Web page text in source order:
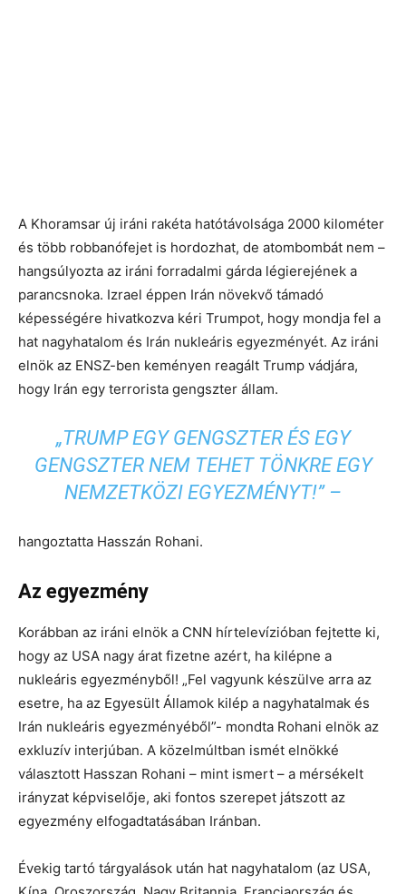
A Khoramsar új iráni rakéta hatótávolsága 2000 kilométer
és több robbanófejet is hordozhat, de atombombát nem –
hangsúlyozta az iráni forradalmi gárda légierejének a
parancsnoka. Izrael éppen Irán növekvő támadó
képességére hivatkozva kéri Trumpot, hogy mondja fel a
hat nagyhatalom és Irán nukleáris egyezményét. Az iráni
elnök az ENSZ-ben keményen reagált Trump vádjára,
hogy Irán egy terrorista gengszter állam.
„TRUMP EGY GENGSZTER ÉS EGY
GENGSZTER NEM TEHET TÖNKRE EGY
NEMZETKÖZI EGYEZMÉNYT!” –
hangoztatta Hasszán Rohani.
Az egyezmény
Korábban az iráni elnök a CNN hírtelevízióban fejtette ki,
hogy az USA nagy árat fizetne azért, ha kilépne a
nukleáris egyezményből! „Fel vagyunk készülve arra az
esetre, ha az Egyesült Államok kilép a nagyhatalmak és
Irán nukleáris egyezményéből”- mondta Rohani elnök az
exkluzív interjúban. A közelmúltban ismét elnökké
választott Hasszan Rohani – mint ismert – a mérsékelt
irányzat képviselője, aki fontos szerepet játszott az
egyezmény elfogadtatásában Iránban.
Évekig tartó tárgyalások után hat nagyhatalom (az USA,